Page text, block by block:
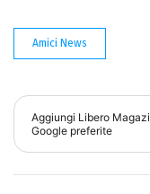
Amici News
Aggiungi Libero
Google preferite